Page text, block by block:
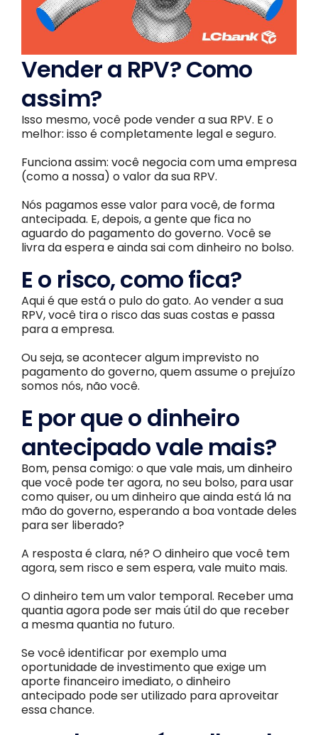
Vender a RPV? Como
assim?
Isso mesmo, você pode vender a sua RPV. E o
melhor: isso é completamente legal e seguro.
Funciona assim: você negocia com uma empresa
(como a nossa) o valor da sua RPV.
Nós pagamos esse valor para você, de forma
antecipada. E, depois, a gente que fica no
aguardo do pagamento do governo. Você se
livra da espera e ainda sai com dinheiro no bolso.
E o risco, como fica?
Aqui é que está o pulo do gato. Ao vender a sua
RPV, você tira o risco das suas costas e passa
para a empresa.
Ou seja, se acontecer algum imprevisto no
pagamento do governo, quem assume o prejuízo
somos nós, não você.
E por que o dinheiro
antecipado vale mais?
Bom, pensa comigo: o que vale mais, um dinheiro
que você pode ter agora, no seu bolso, para usar
como quiser, ou um dinheiro que ainda está lá na
mão do governo, esperando a boa vontade deles
para ser liberado?
A resposta é clara, né? O dinheiro que você tem
agora, sem risco e sem espera, vale muito mais.
O dinheiro tem um valor temporal. Receber uma
quantia agora pode ser mais útil do que receber
a mesma quantia no futuro.
Se você identificar por exemplo uma
oportunidade de investimento que exige um
aporte financeiro imediato, o dinheiro
antecipado pode ser utilizado para aproveitar
essa chance.